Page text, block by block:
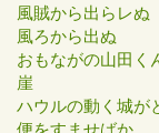
風賊から出らレぬ
風ろから出ぬ
おもながの山田く
崖
ハウルの動く城が
便をすませばか